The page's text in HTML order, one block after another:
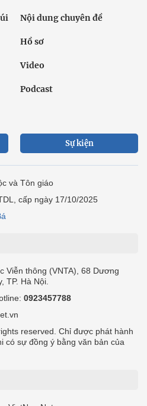
Nội dung chuyên đề
Hồ sơ
Video
Podcast
Sự kiện
và Tôn giáo
cấp ngày 17/10/2025
Viễn thông (VNTA), 68 Dương
TP. Hà Nội.
0923457788
reserved. Chỉ được phát hành
có sự đồng ý bằng văn bản của